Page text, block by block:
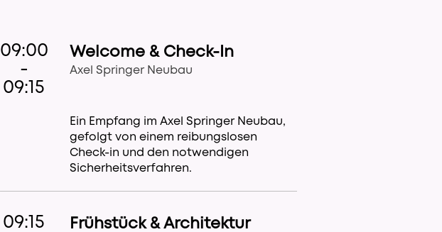
09:00
-
09:15
Welcome & Check-In
Axel Springer Neubau
Ein Empfang im Axel Springer Neubau,
gefolgt von einem reibungslosen
Check-in und den notwendigen
Sicherheitsverfahren.
09:15
Frühstück & Architektur